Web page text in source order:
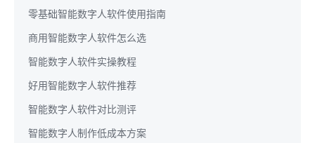
零基础智能数字人软件使用指南
商用智能数字人软件怎么选
智能数字人软件实操教程
好用智能数字人软件推荐
智能数字人软件对比测评
智能数字人制作低成本方案